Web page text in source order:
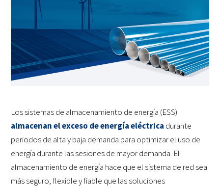
Los sistemas de almacenamiento de energía (ESS)
almacenan el exceso de energía eléctrica durante
periodos de alta y baja demanda para optimizar el uso de
energía durante las sesiones de mayor demanda. El
almacenamiento de energía hace que el sistema de red sea
más seguro, flexible y fiable que las soluciones